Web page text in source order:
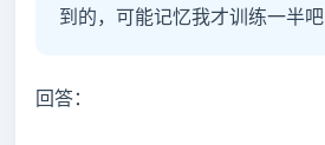
到的，可能记忆我才训练一半吧
回答：